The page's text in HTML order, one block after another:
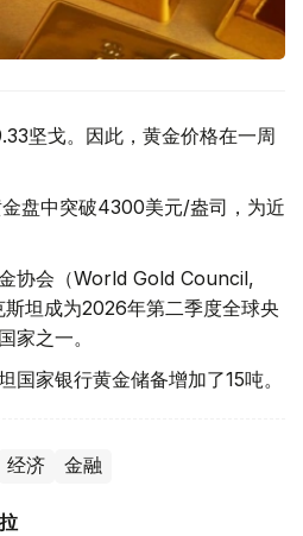
坚戈。因此，黄金价格在一周
盘中突破4300美元/盎司，为近
金协会（World Gold Council,
坦成为2026年第二季度全球央
家之一。
国家银行黄金储备增加了15吨。
经济 金融